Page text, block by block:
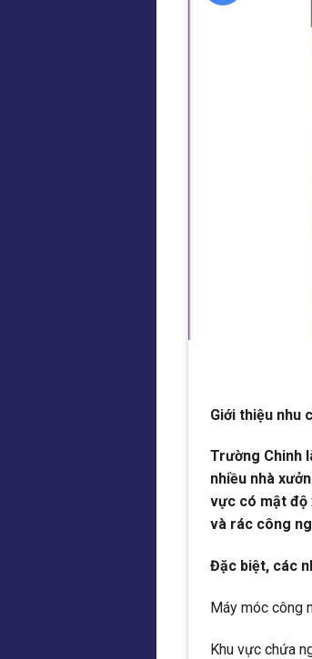
Giới thiệu nhu
Trường Chinh
nhiều nhà
vực có mật độ
và rác công
Đặc biệt, các
Máy móc công
Khu vực chứa